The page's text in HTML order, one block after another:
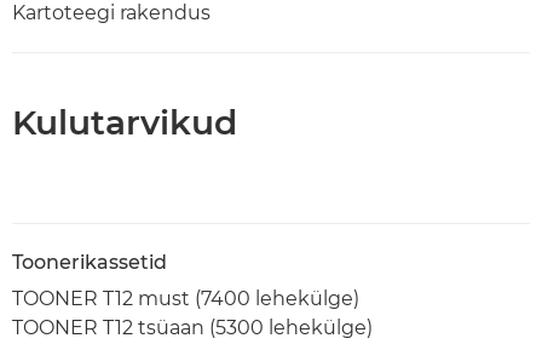
Kartoteegi rakendus
Kulutarvikud
Toonerikassetid
TOONER T12 must (7400 lehekülge)
TOONER T12 tsüaan (5300 lehekülge)